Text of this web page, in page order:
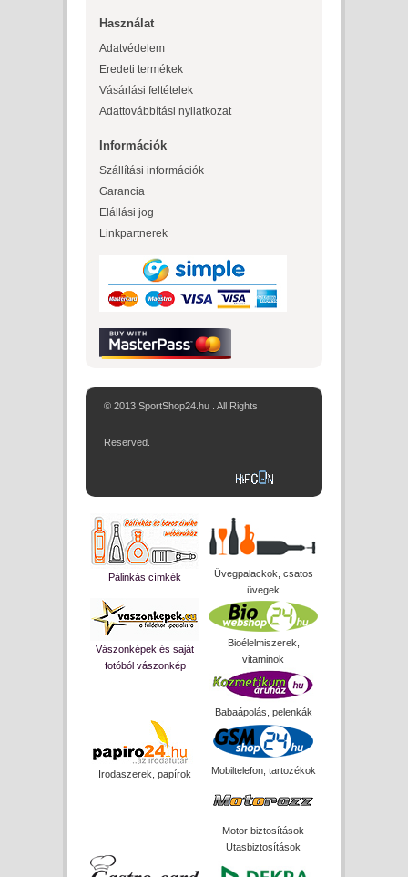
Használat
Adatvédelem
Eredeti termékek
Vásárlási feltételek
Adattovábbítási nyilatkozat
Információk
Szállítási információk
Garancia
Elállási jog
Linkpartnerek
© 2013 SportShop24.hu . All Rights
Reserved.
Pálinkás címkék
Üvegpalackok, csatos
üvegek
Vászonképek és saját
fotóból vászonkép
Bioélelmiszerek,
vitaminok
Babaápolás, pelenkák
Irodaszerek, papírok Mobiltelefon, tartozékok
Motor biztosítások
Utasbiztosítások